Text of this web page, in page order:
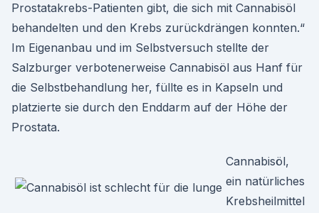
Prostatakrebs-Patienten gibt, die sich mit Cannabisöl
behandelten und den Krebs zurückdrängen konnten.“
Im Eigenanbau und im Selbstversuch stellte der
Salzburger verbotenerweise Cannabisöl aus Hanf für
die Selbstbehandlung her, füllte es in Kapseln und
platzierte sie durch den Enddarm auf der Höhe der
Prostata.
Cannabisöl,
ein natürliches
Krebsheilmittel